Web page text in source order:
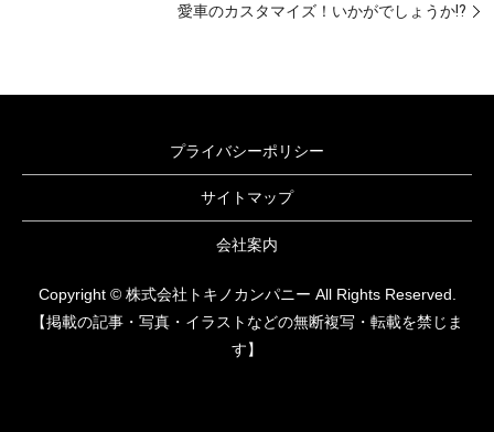
愛車のカスタマイズ！いかがでしょうか⁉️
プライバシーポリシー
サイトマップ
会社案内
Copyright © 株式会社トキノカンパニー All Rights Reserved.
【掲載の記事・写真・イラストなどの無断複写・転載を禁じま
す】